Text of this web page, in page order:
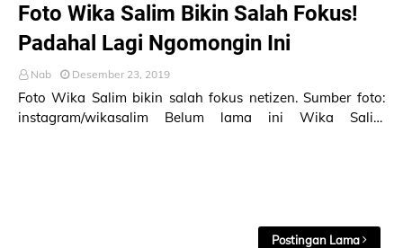
Foto Wika Salim Bikin Salah Fokus!
Padahal Lagi Ngomongin Ini
Nab Desember 23, 2019
Foto Wika Salim bikin salah fokus netizen. Sumber foto:
instagram/wikasalim Belum lama ini Wika Salim
Postingan Lama